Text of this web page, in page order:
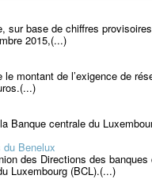
sur base de chiffres
2015,(...)
montant de l’exigence de
Banque centrale du
Benelux
des Directions des
Luxembourg (BCL).(...)